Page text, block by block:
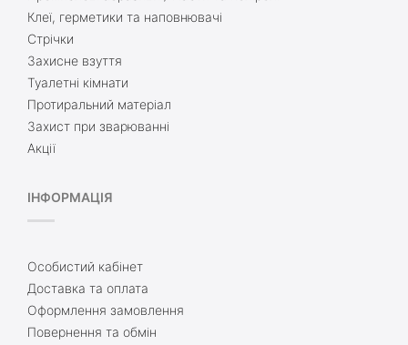
Клеї, герметики та наповнювачі
Стрічки
Захисне взуття
Туалетні кімнати
Протиральний матеріал
Захист при зварюванні
Акції
ІНФОРМАЦІЯ
Особистий кабінет
Доставка та оплата
Оформлення замовлення
Повернення та обмін